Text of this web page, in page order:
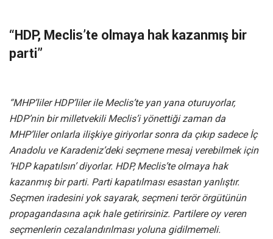
“HDP, Meclis’te olmaya hak kazanmış bir
parti”
“MHP’liler HDP’liler ile Meclis’te yan yana oturuyorlar,
HDP’nin bir milletvekili Meclis’i yönettiği zaman da
MHP’liler onlarla ilişkiye giriyorlar sonra da çıkıp sadece İç
Anadolu ve Karadeniz’deki seçmene mesaj verebilmek için
‘HDP kapatılsın’ diyorlar. HDP, Meclis’te olmaya hak
kazanmış bir parti. Parti kapatılması esastan yanlıştır.
Seçmen iradesini yok sayarak, seçmeni terör örgütünün
propagandasına açık hale getirirsiniz. Partilere oy veren
seçmenlerin cezalandırılması yoluna gidilmemeli.